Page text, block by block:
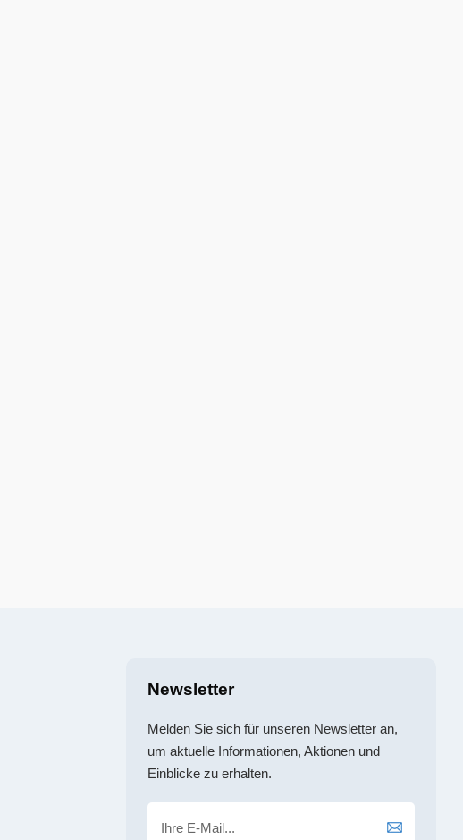
Newsletter
Melden Sie sich für unseren Newsletter an,
um aktuelle Informationen, Aktionen und
Einblicke zu erhalten.